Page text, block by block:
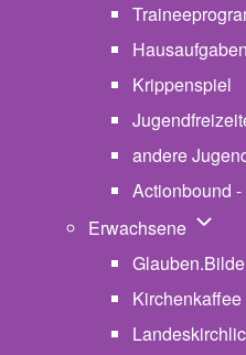
Krippenspiel
andere
Actionbound
Erwachsene
Kirchenkaffee